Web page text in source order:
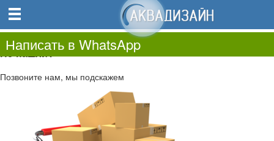
0.00
0
Не нашли?
Позвоните нам, мы подскажем
Написать в WhatsApp